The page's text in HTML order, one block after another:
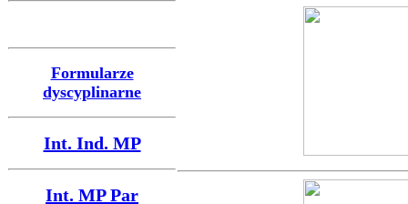
Formularze
dyscyplinarne
Int. Ind. MP
Int. MP Par